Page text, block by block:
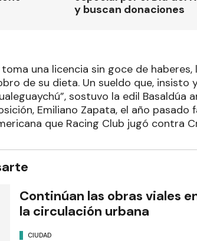
y buscan donaciones
una licencia sin goce de
de su dieta. Un sueldo que, insisto
sostuvo la edil Basaldúa
Emiliano Zapata, el año pasado
que Racing Club jugó contra
Continúan las obras viales
la circulación urbana
CIUDAD